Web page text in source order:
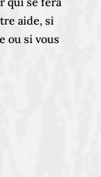
aide, si
ou si vous